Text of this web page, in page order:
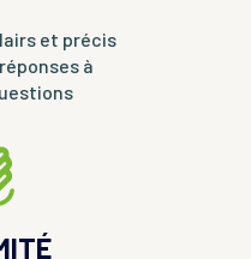
et précis
à